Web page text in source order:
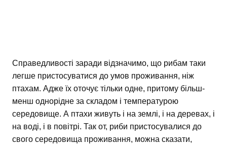
Справедливості заради відзначимо, що рибам таки
легше пристосуватися до умов проживання, ніж
птахам. Адже їх оточує тільки одне, притому більш-
менш однорідне за складом і температурою
середовище. А птахи живуть і на землі, і на деревах, і
на воді, і в повітрі. Так от, риби пристосувалися до
свого середовища проживання, можна сказати,